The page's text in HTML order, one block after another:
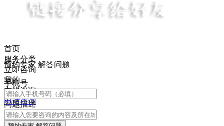
首页
服务分类
立即咨询
我的
在线咨询
电话咨询
预约专家 解答问题
手机号
问题描述